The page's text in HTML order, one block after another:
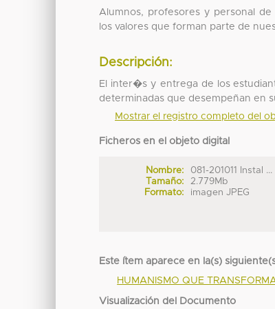
Alumnos, profesores y personal de
los valores que forman parte de
Descripción:
El inter�s y entrega de los
determinadas que desempeñan en
Mostrar el registro completo del
Ficheros en el objeto digital
Nombre:
081-201011 Instal ...
Tamaño:
2.779Mb
Formato:
imagen JPEG
Este ítem aparece en la(s)
HUMANISMO QUE
Visualización del Documento